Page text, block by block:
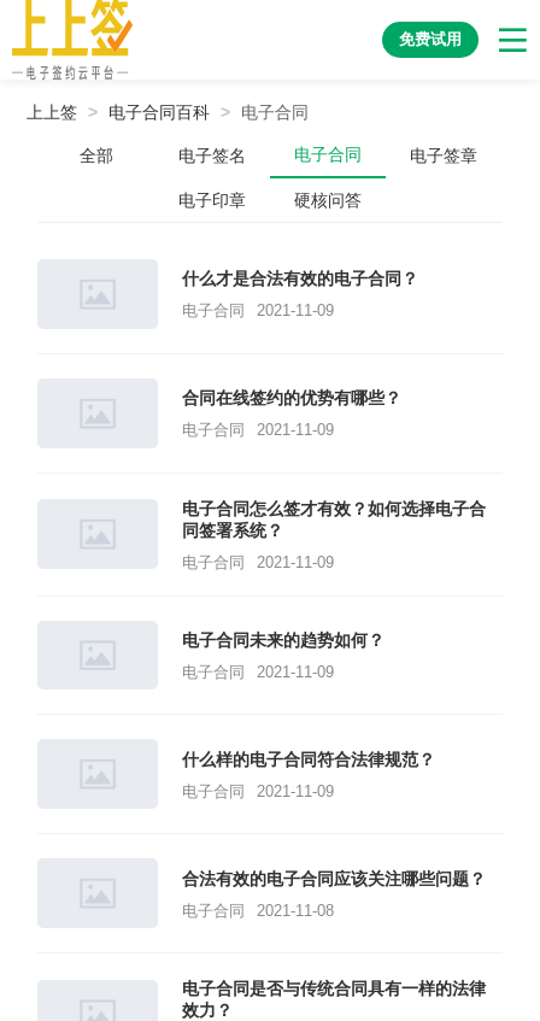
免费试用
上上签 > 电子合同百科 > 电子合同
全部 电子签名 电子合同 电子签章
电子印章 硬核问答
什么才是合法有效的电子合同？
电子合同 2021-11-09
合同在线签约的优势有哪些？
电子合同 2021-11-09
电子合同怎么签才有效？如何选择电子合
同签署系统？
电子合同 2021-11-09
电子合同未来的趋势如何？
电子合同 2021-11-09
什么样的电子合同符合法律规范？
电子合同 2021-11-09
合法有效的电子合同应该关注哪些问题？
电子合同 2021-11-08
电子合同是否与传统合同具有一样的法律
效力？